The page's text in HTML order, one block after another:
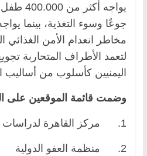
يواجه
مخاطر انعدام الأمن الغذائي
لتعمد الأطراف المتحاربة
اليمنيين كأسلوب من أساليب
وضمت قائمة الموقعين على
1. مركز القاهرة لدراسات حقوق الإنسان
2. منظمة العفو الدولية